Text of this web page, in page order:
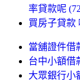
率貸款呢
買房子貸款
當舖證件借
台中小額借
大眾銀行小